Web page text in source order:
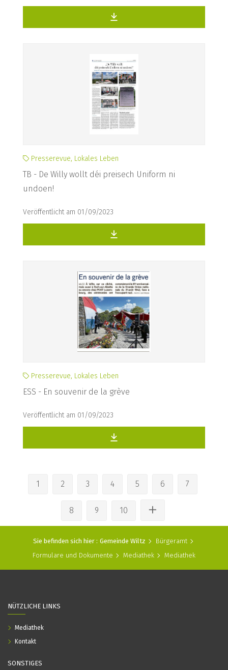
Presserevue, Lokales Leben
TB - De Willy wollt déi preisech Uniform ni
undoen!
Veröffentlicht am 01/09/2023
Presserevue, Lokales Leben
ESS - En souvenir de la grève
Veröffentlicht am 01/09/2023
1 2 3 4 5 6 7
8 9 10
Sie befinden sich hier : Gemeinde Wiltz
Bürgeramt
Formulare und Dokumente
Mediathek Mediathek
NÜTZLICHE LINKS
Mediathek
Kontakt
SONSTIGES